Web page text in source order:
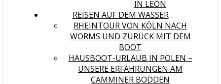
IN LEÓN
REISEN AUF DEM WASSER
RHEINTOUR VON KÖLN NACH
WORMS UND ZURÜCK MIT DEM
BOOT
HAUSBOOT-URLAUB IN POLEN –
UNSERE ERFAHRUNGEN AM
CAMMINER BODDEN